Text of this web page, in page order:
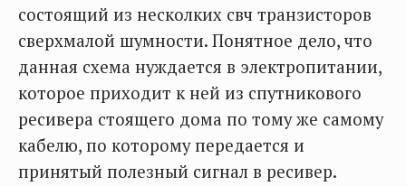
состоящий из несколких свч транзисторов
сверхмалой шумности. Понятное дело, что
данная схема нуждается в электропитании,
которое приходит к ней из спутникового
ресивера стоящего дома по тому же самому
кабелю, по которому передается и
принятый полезный сигнал в ресивер.